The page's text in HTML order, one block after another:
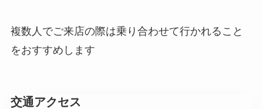
複数人でご来店の際は乗り合わせて行かれること
をおすすめします
交通アクセス